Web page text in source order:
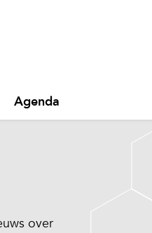
Agenda
over